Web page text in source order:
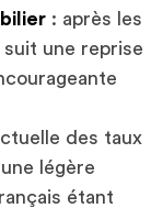
: après les
une reprise
des taux
légère
étant